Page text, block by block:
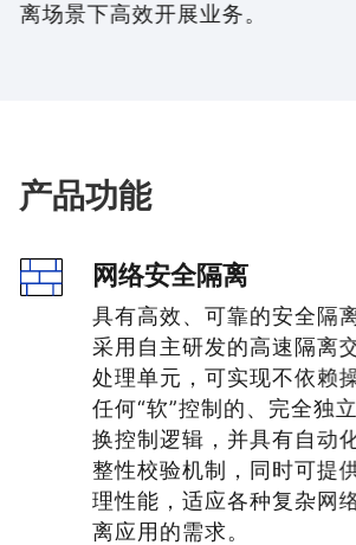
离场景下高效开展业务。
产品功能
网络安全隔离
具有高效、可靠的安全隔
采用自主研发的高速隔离
处理单元，可实现不依赖
任何“软”控制的、完全独
换控制逻辑，并具有自动
整性校验机制，同时可提
理性能，适应各种复杂网
离应用的需求。